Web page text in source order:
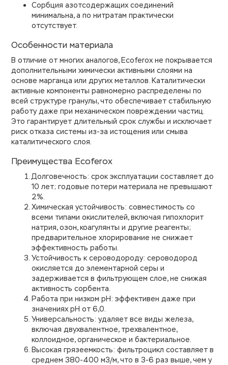
Сорбция азотсодержащих соединений
минимальна, а по нитратам практически
отсутствует.
Особенности материала
В отличие от многих аналогов, Ecoferox не покрывается
дополнительными химически активными слоями на
основе марганца или других металлов. Каталитически
активные компоненты равномерно распределены по
всей структуре гранулы, что обеспечивает стабильную
работу даже при механическом повреждении частиц.
Это гарантирует длительный срок службы и исключает
риск отказа системы из-за истощения или смыва
каталитического слоя.
Преимущества Ecoferox
Долговечность: cрок эксплуатации составляет до
10 лет; годовые потери материала не превышают
2%.
Химическая устойчивость: совместимость со
всеми типами окислителей, включая гипохлорит
натрия, озон, коагулянты и другие реагенты;
предварительное хлорирование не снижает
эффективность работы.
Устойчивость к сероводороду: сероводород
окисляется до элементарной серы и
задерживается в фильтрующем слое, не снижая
активность сорбента.
Работа при низком pH: эффективен даже при
значениях pH от 6,0.
Универсальность: удаляет все виды железа,
включая двухвалентное, трехвалентное,
коллоидное, органическое и бактериальное.
Высокая грязеемкость: фильтроцикл составляет в
среднем 380-400 м3/м, что в 3-6 раз выше, чем у